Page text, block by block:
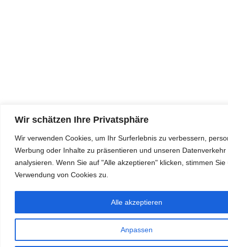
Wir schätzen Ihre Privatsphäre
Wir verwenden Cookies, um Ihr Surferlebnis zu verbessern,
Werbung oder Inhalte zu präsentieren und unseren Datenverkehr
analysieren. Wenn Sie auf "Alle akzeptieren" klicken, stimmen Sie
Verwendung von Cookies zu.
Anpassen
Alle akzeptieren